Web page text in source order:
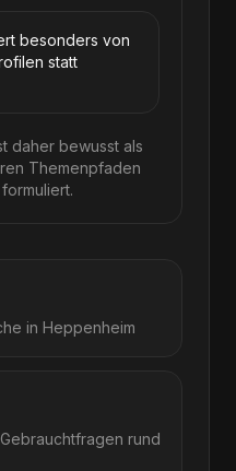
besonders von
statt
daher bewusst als
Themenpfaden
in Heppenheim
rund